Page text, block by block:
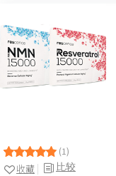
(1)
比较
收藏